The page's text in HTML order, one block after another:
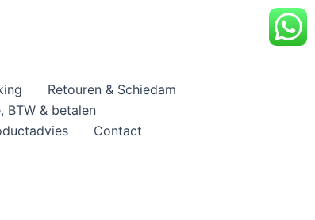
Retouren & Schiedam
BTW & betalen
Contact